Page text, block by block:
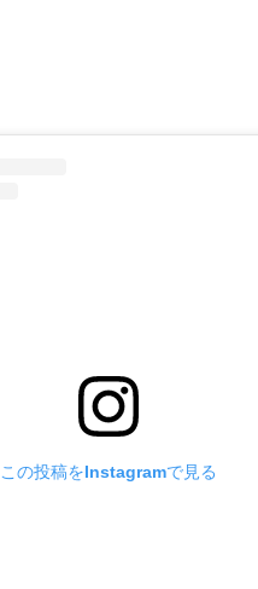
この投稿をInstagramで見る